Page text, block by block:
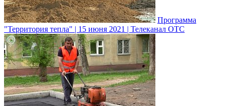
Программа
"Территория тепла" | 15 июня 2021 | Телеканал ОТС